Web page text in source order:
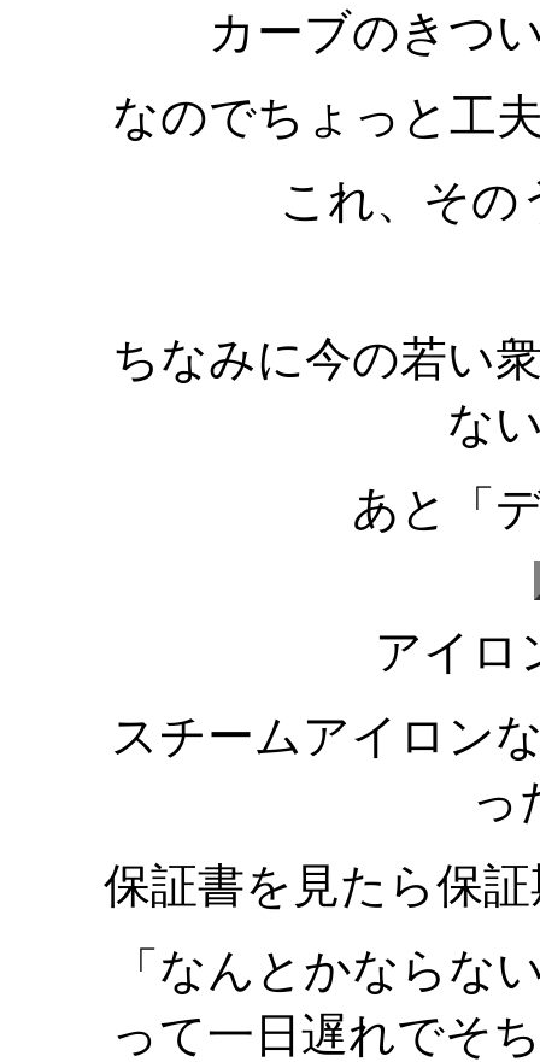
カーブのきつ
なのでちょっと工
これ、その
ちなみに今の若い
な
あと「
アイロ
スチームアイロン
っ
保証書を見たら保
「なんとかならな
って一日遅れでそ